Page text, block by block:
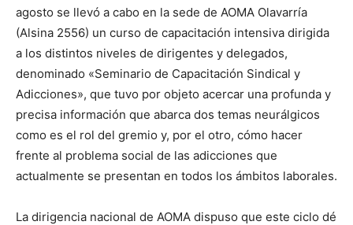
agosto se llevó a cabo en la sede de AOMA Olavarría
(Alsina 2556) un curso de capacitación intensiva dirigida
a los distintos niveles de dirigentes y delegados,
denominado «Seminario de Capacitación Sindical y
Adicciones», que tuvo por objeto acercar una profunda y
precisa información que abarca dos temas neurálgicos
como es el rol del gremio y, por el otro, cómo hacer
frente al problema social de las adicciones que
actualmente se presentan en todos los ámbitos laborales.
La dirigencia nacional de AOMA dispuso que este ciclo dé